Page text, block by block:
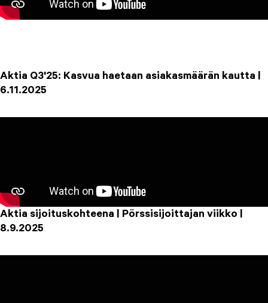
Aktia Q3'25: Kasvua haetaan asiakasmäärän kautta |
6.11.2025
Aktia sijoituskohteena | Pörssisijoittajan viikko |
8.9.2025